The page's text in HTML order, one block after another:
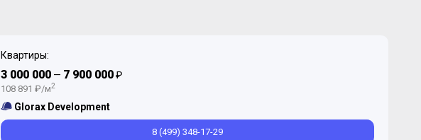
Квартиры:
3 000 000— 7 900 000₽
108 891 ₽/м2
Glorax Development
8 (499) 348-17-29